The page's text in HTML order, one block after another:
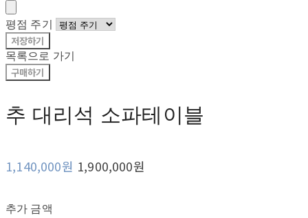
평점 주기
저장하기
목록으로 가기
구매하기
추 대리석 소파테이블
1,140,000원 1,900,000원
추가 금액